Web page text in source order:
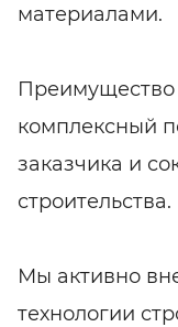
материалами.
комплексный
заказчика и
строительства.
Мы активно
технологии